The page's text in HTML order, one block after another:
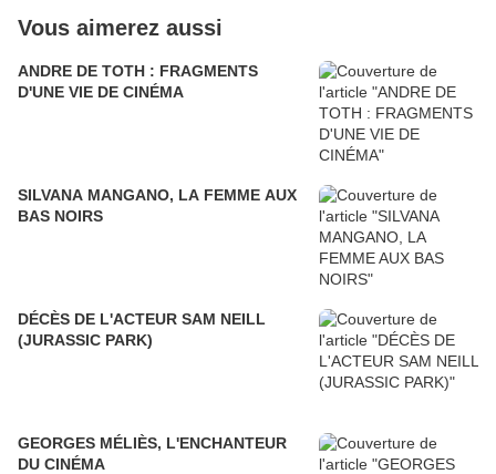
Vous aimerez aussi
ANDRE DE TOTH : FRAGMENTS
D'UNE VIE DE CINÉMA
SILVANA MANGANO, LA FEMME AUX
BAS NOIRS
DÉCÈS DE L'ACTEUR SAM NEILL
(JURASSIC PARK)
GEORGES MÉLIÈS, L'ENCHANTEUR
DU CINÉMA